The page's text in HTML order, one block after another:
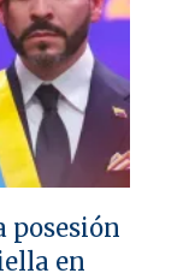
posesión
en